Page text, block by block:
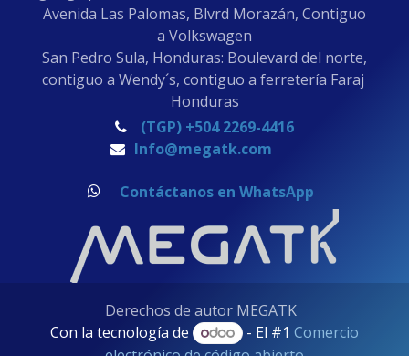
Avenida Las Palomas, Blvrd Morazán, Contiguo
a Volkswagen
San Pedro Sula, Honduras: Boulevard del norte,
contiguo a Wendy´s, contiguo a ferretería Faraj
Honduras
(TGP) +504 2269-4416
Info@megatk.com
Contáctanos en WhatsApp
Derechos de autor MEGATK
Con la tecnología de
- El #1 Comercio